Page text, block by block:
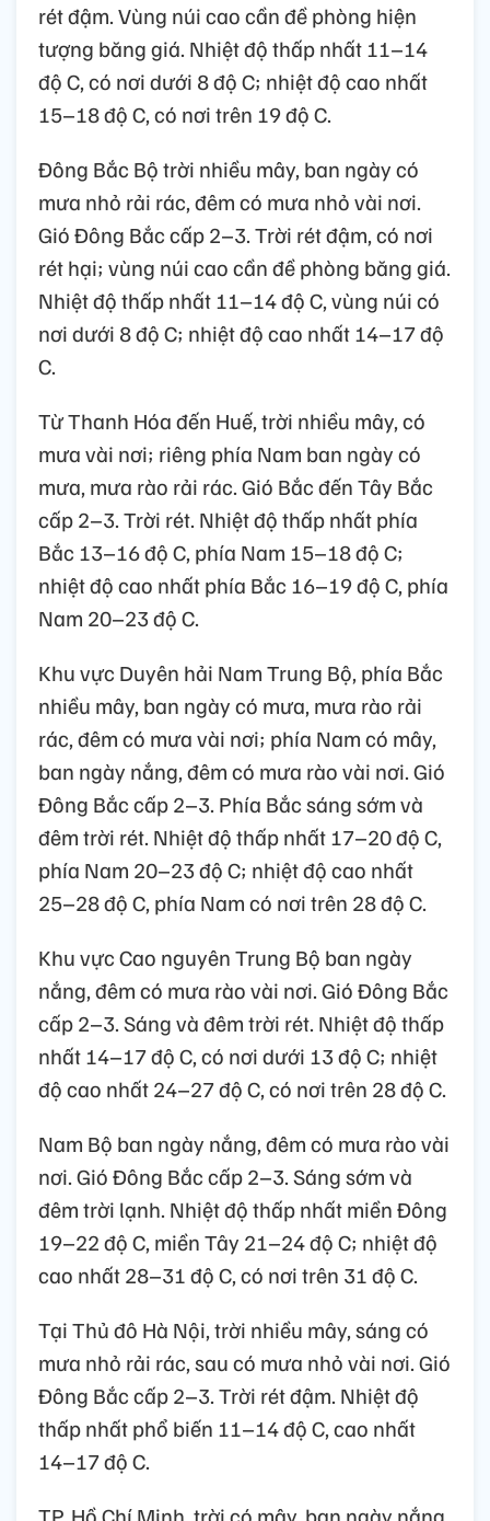
rét đậm. Vùng núi cao cần đề phòng hiện
tượng băng giá. Nhiệt độ thấp nhất 11–14
độ C, có nơi dưới 8 độ C; nhiệt độ cao nhất
15–18 độ C, có nơi trên 19 độ C.
Đông Bắc Bộ trời nhiều mây, ban ngày có
mưa nhỏ rải rác, đêm có mưa nhỏ vài nơi.
Gió Đông Bắc cấp 2–3. Trời rét đậm, có nơi
rét hại; vùng núi cao cần đề phòng băng giá.
Nhiệt độ thấp nhất 11–14 độ C, vùng núi có
nơi dưới 8 độ C; nhiệt độ cao nhất 14–17 độ
C.
Từ Thanh Hóa đến Huế, trời nhiều mây, có
mưa vài nơi; riêng phía Nam ban ngày có
mưa, mưa rào rải rác. Gió Bắc đến Tây Bắc
cấp 2–3. Trời rét. Nhiệt độ thấp nhất phía
Bắc 13–16 độ C, phía Nam 15–18 độ C;
nhiệt độ cao nhất phía Bắc 16–19 độ C, phía
Nam 20–23 độ C.
Khu vực Duyên hải Nam Trung Bộ, phía Bắc
nhiều mây, ban ngày có mưa, mưa rào rải
rác, đêm có mưa vài nơi; phía Nam có mây,
ban ngày nắng, đêm có mưa rào vài nơi. Gió
Đông Bắc cấp 2–3. Phía Bắc sáng sớm và
đêm trời rét. Nhiệt độ thấp nhất 17–20 độ C,
phía Nam 20–23 độ C; nhiệt độ cao nhất
25–28 độ C, phía Nam có nơi trên 28 độ C.
Khu vực Cao nguyên Trung Bộ ban ngày
nắng, đêm có mưa rào vài nơi. Gió Đông Bắc
cấp 2–3. Sáng và đêm trời rét. Nhiệt độ thấp
nhất 14–17 độ C, có nơi dưới 13 độ C; nhiệt
độ cao nhất 24–27 độ C, có nơi trên 28 độ C.
Nam Bộ ban ngày nắng, đêm có mưa rào vài
nơi. Gió Đông Bắc cấp 2–3. Sáng sớm và
đêm trời lạnh. Nhiệt độ thấp nhất miền Đông
19–22 độ C, miền Tây 21–24 độ C; nhiệt độ
cao nhất 28–31 độ C, có nơi trên 31 độ C.
Tại Thủ đô Hà Nội, trời nhiều mây, sáng có
mưa nhỏ rải rác, sau có mưa nhỏ vài nơi. Gió
Đông Bắc cấp 2–3. Trời rét đậm. Nhiệt độ
thấp nhất phổ biến 11–14 độ C, cao nhất
14–17 độ C.